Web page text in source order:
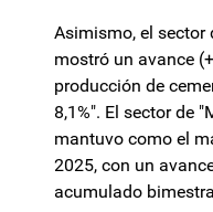
Asimismo, el sector
mostró un avance
producción de
8,1%". El sector de
mantuvo como el
2025, con un
acumulado